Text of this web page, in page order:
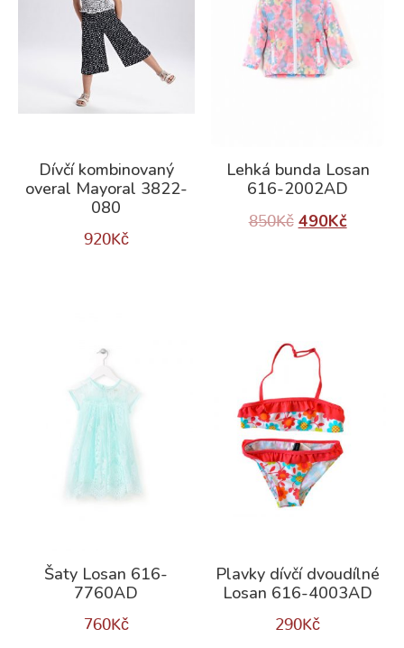
Dívčí kombinovaný
overal Mayoral 3822-
080
920Kč
Lehká bunda Losan
616-2002AD
850Kč 490Kč
Šaty Losan 616-
7760AD
760Kč
Plavky dívčí dvoudílné
Losan 616-4003AD
290Kč